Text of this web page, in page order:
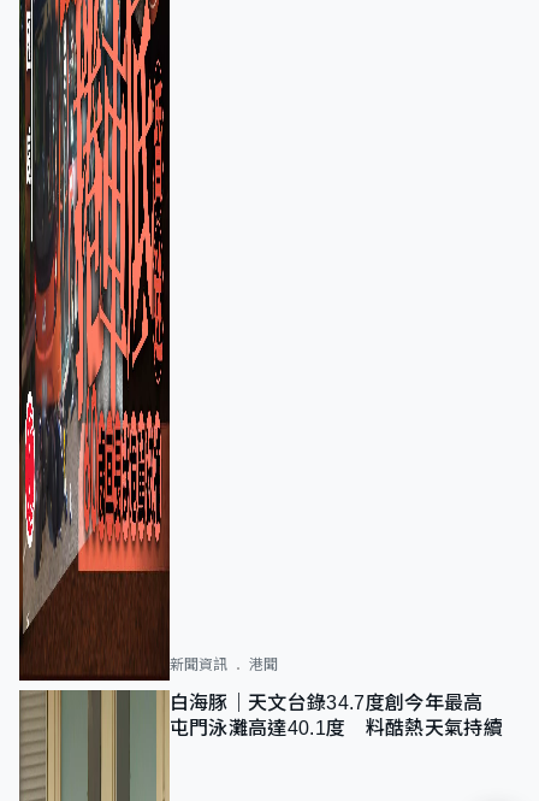
新聞資訊 港聞
白海豚｜天文台錄34.7度創今年最高
屯門泳灘高達40.1度 料酷熱天氣持續